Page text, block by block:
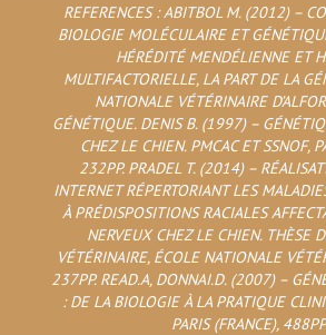
REFERENCES : ABITBOL M. (2012) –
BIOLOGIE MOLÉCULAIRE ET
HÉRÉDITÉ MENDÉLIENNE ET
MULTIFACTORIELLE, LA PART DE LA
NATIONALE VÉTÉRINAIRE
GÉNÉTIQUE. DENIS B. (1997) –
CHEZ LE CHIEN. PMCAC ET SSNOF,
232PP. PRADEL T. (2014) –
INTERNET RÉPERTORIANT LES
À PRÉDISPOSITIONS RACIALES
NERVEUX CHEZ LE CHIEN. THÈSE
VÉTÉRINAIRE, ÉCOLE NATIONALE
237PP. READ.A, DONNAI.D. (2007) –
: DE LA BIOLOGIE À LA PRATIQUE
PARIS (FRANCE),